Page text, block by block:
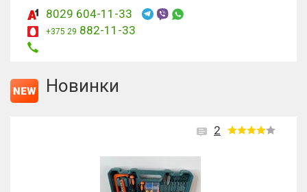
8029 604-11-33
+375 29 882-11-33
Новинки
2